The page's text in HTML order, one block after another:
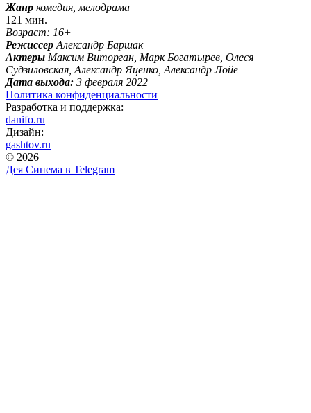
Жанр комедия, мелодрама
121 мин.
Возраст: 16+
Режиссер Александр Баршак
Актеры Максим Виторган, Марк Богатырев, Олеся
Судзиловская, Александр Яценко, Александр Лойе
Дата выхода: 3 февраля 2022
Политика конфиденциальности
Разработка и поддержка:
danifo.ru
Дизайн:
gashtov.ru
© 2026
Дея Синема в Telegram